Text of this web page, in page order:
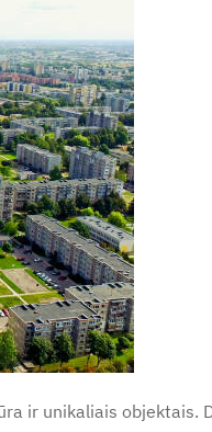
ir unikaliais